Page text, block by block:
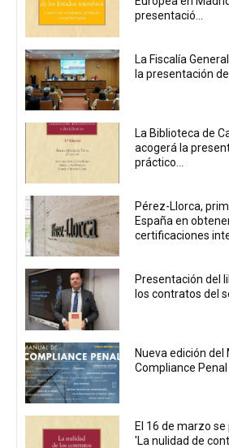
presentació...
La Fiscalía
la presentación
La Biblioteca de
acogerá la
práctico...
Pérez-Llorca,
España en
certificaciones
Presentación del
los contratos del
Nueva edición del
Compliance Penal
El 16 de marzo
'La nulidad de